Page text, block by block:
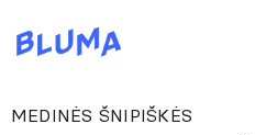
MEDINĖS ŠNIPIŠKĖS